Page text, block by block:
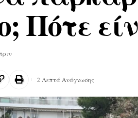
Πότε
2 Λεπτά Ανάγνωσης